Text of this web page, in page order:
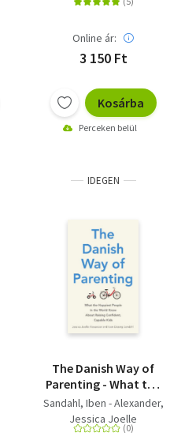
Online ár:
3 150 Ft
Kosárba
Perceken belül
IDEGEN
The Danish Way of
Parenting - What the
Happiest People in the
World Know about
Raising Confident,
Sandahl, Iben - Alexander,
Jessica Joelle